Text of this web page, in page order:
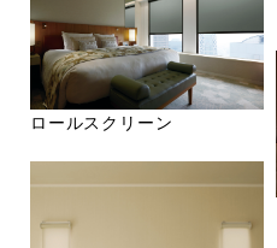
ロールスクリーン